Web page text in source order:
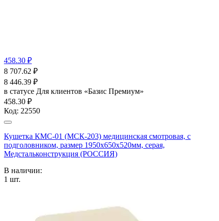
458.30 ₽
8 707.62 ₽
8 446.39 ₽
в статусе Для клиентов «Базис Премиум»
458.30 ₽
Код: 22550
Кушетка КМС-01 (МСК-203) медицинская смотровая, с
подголовником, размер 1950х650х520мм, серая,
Медстальконструкция (РОССИЯ)
В наличии:
1 шт.